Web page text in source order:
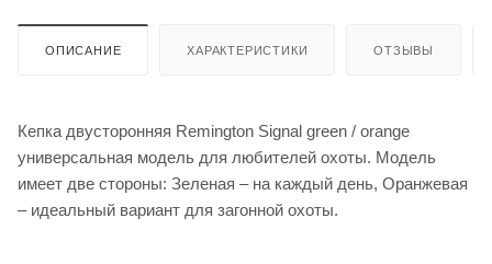
ОПИСАНИЕ ХАРАКТЕРИСТИКИ ОТЗЫВЫ
Кепка двусторонняя Remington Signal green / orange
универсальная модель для любителей охоты. Модель
имеет две стороны: Зеленая – на каждый день, Оранжевая
– идеальный вариант для загонной охоты.